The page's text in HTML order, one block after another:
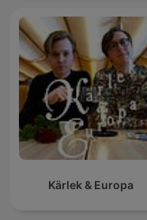
Kärlek & Europa